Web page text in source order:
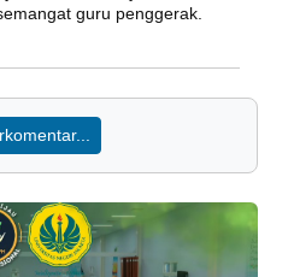
guru penggerak.